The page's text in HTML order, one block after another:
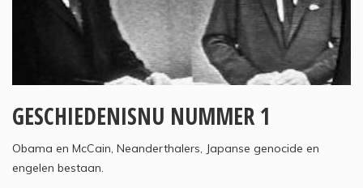
GESCHIEDENISNU NUMMER 1
Obama en McCain, Neanderthalers, Japanse genocide en
engelen bestaan.